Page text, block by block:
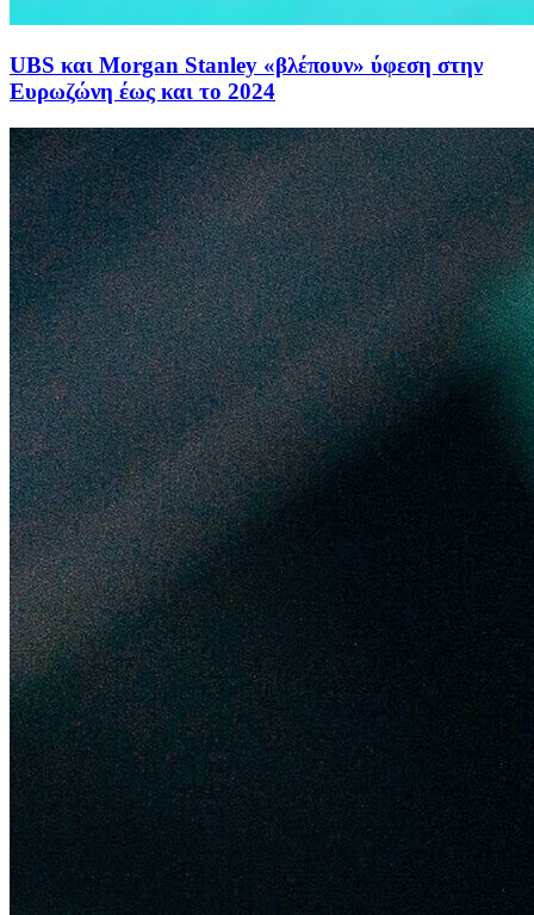
UBS και Morgan Stanley «βλέπουν» ύφεση στην
Ευρωζώνη έως και το 2024